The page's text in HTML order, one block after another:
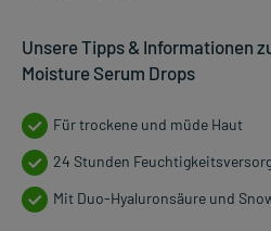
Unsere Tipps & Informationen
Moisture Serum Drops
Für trockene und müde Haut
24 Stunden
Mit Duo-Hyaluronsäure und